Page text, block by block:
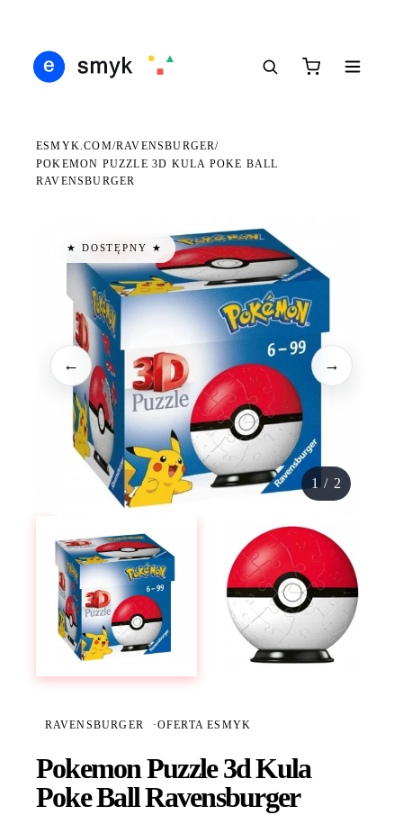
ESMYK.COM/RAVENSBURGER/
POKEMON PUZZLE 3D KULA POKE BALL
RAVENSBURGER
★ DOSTĘPNY ★
← →
1 / 2
RAVENSBURGER ·OFERTA ESMYK
Pokemon Puzzle 3d Kula
Poke Ball Ravensburger